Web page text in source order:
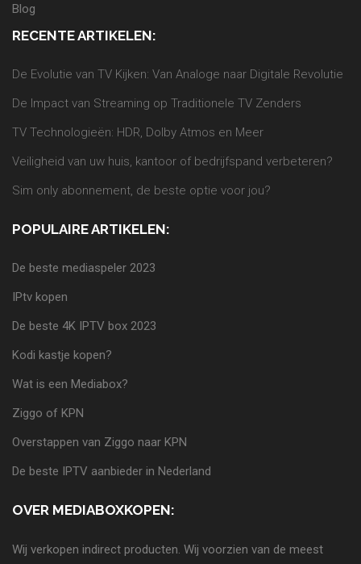
Blog
RECENTE ARTIKELEN:
De Evolutie van TV Kijken: Van Analoge naar Digitale Revolutie
De Impact van Streaming op Traditionele TV Zenders
TV Technologieën: HDR, Dolby Atmos en Meer
Veiligheid van uw huis, kantoor of bedrijfspand verbeteren?
Sim only abonnement, de beste optie voor jou?
POPULAIRE ARTIKELEN:
De beste mediaspeler 2023
IPtv kopen
De beste 4K IPTV box 2023
Kodi kastje kopen?
Wat is een Mediabox?
Ziggo of KPN
Overstappen van Ziggo naar KPN
De beste IPTV aanbieder in Nederland
OVER MEDIABOXKOPEN:
Wij verkopen indirect producten. Wij voorzien van de meest